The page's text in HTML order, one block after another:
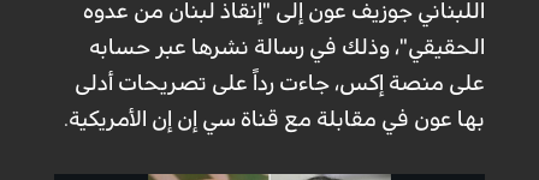
اللبناني جوزيف عون إلى "إنقاذ لبنان من عدوه
الحقيقي"، وذلك في رسالة نشرها عبر حسابه
على منصة إكس، جاءت رداً على تصريحات أدلى
بها عون في مقابلة مع قناة سي إن إن الأمريكية.